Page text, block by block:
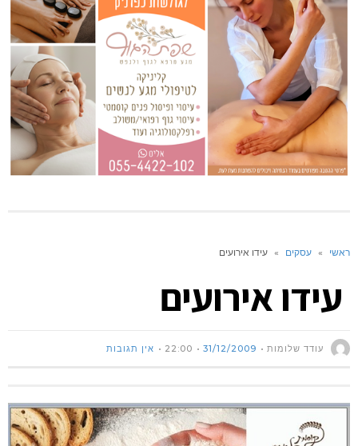
ראשי » עסקים » עידו אירועים
עידו אירועים
עודד שלומות 31/12/2009
22:00 אין תגובות